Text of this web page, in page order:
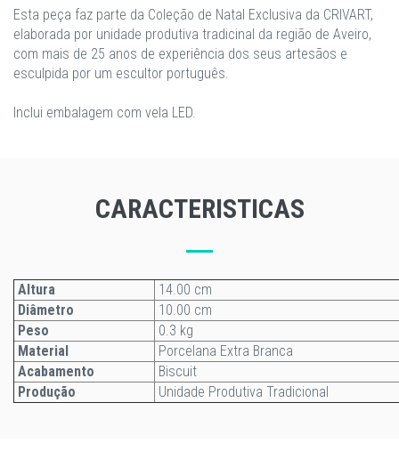
Esta peça faz parte da Coleção de Natal Exclusiva da CRIVART,
elaborada por unidade produtiva tradicinal da região de Aveiro,
com mais de 25 anos de experiência dos seus artesãos e
esculpida por um escultor português.
Inclui embalagem com vela LED.
CARACTERISTICAS
Altura
14.00 cm
Diâmetro
10.00 cm
Peso
0.3 kg
Material
Porcelana Extra Branca
Acabamento
Biscuit
Produção
Unidade Produtiva Tradicional